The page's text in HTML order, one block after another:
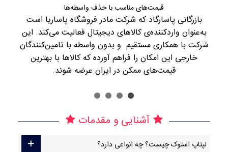
قیمت‌های مناسب با حذف واسطه‌ها
بازرگانی پاسارگاد که شرکت مادر فروشگاه پاساریا است
به‌عنوان واردکننده‌ی کالاهای دیجیتال فعالیت می‌کند. این
شرکت با همکاری مستقیم و بدون واسطه با تامین‌کنندگان
خارجی این امکان را فراهم آورده که کالاها با بهترین
قیمت‌های ممکن در ایران عرضه شوند.
آشنایی و مقدمات
لپتاپ استوک چیست؟ چه انواعی دارد؟